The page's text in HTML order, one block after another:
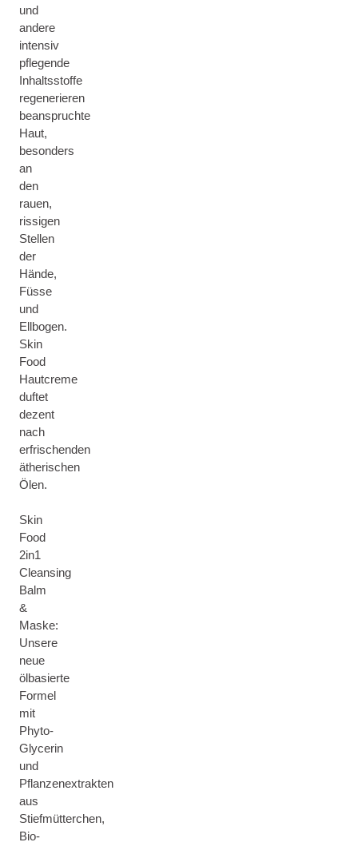
und
andere
intensiv
pflegende
Inhaltsstoffe
regenerieren
beanspruchte
Haut,
besonders
an
den
rauen,
rissigen
Stellen
der
Hände,
Füsse
und
Ellbogen.
Skin
Food
Hautcreme
duftet
dezent
nach
erfrischenden
ätherischen
Ölen.
Skin
Food
2in1
Cleansing
Balm
&
Maske:
Unsere
neue
ölbasierte
Formel
mit
Phyto-
Glycerin
und
Pflanzenextrakten
aus
Stiefmütterchen,
Bio-